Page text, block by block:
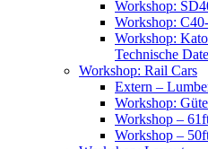
Workshop:
Workshop:
Workshop:
Technische
Workshop: Rail Cars
Extern –
Workshop:
Workshop –
Workshop –